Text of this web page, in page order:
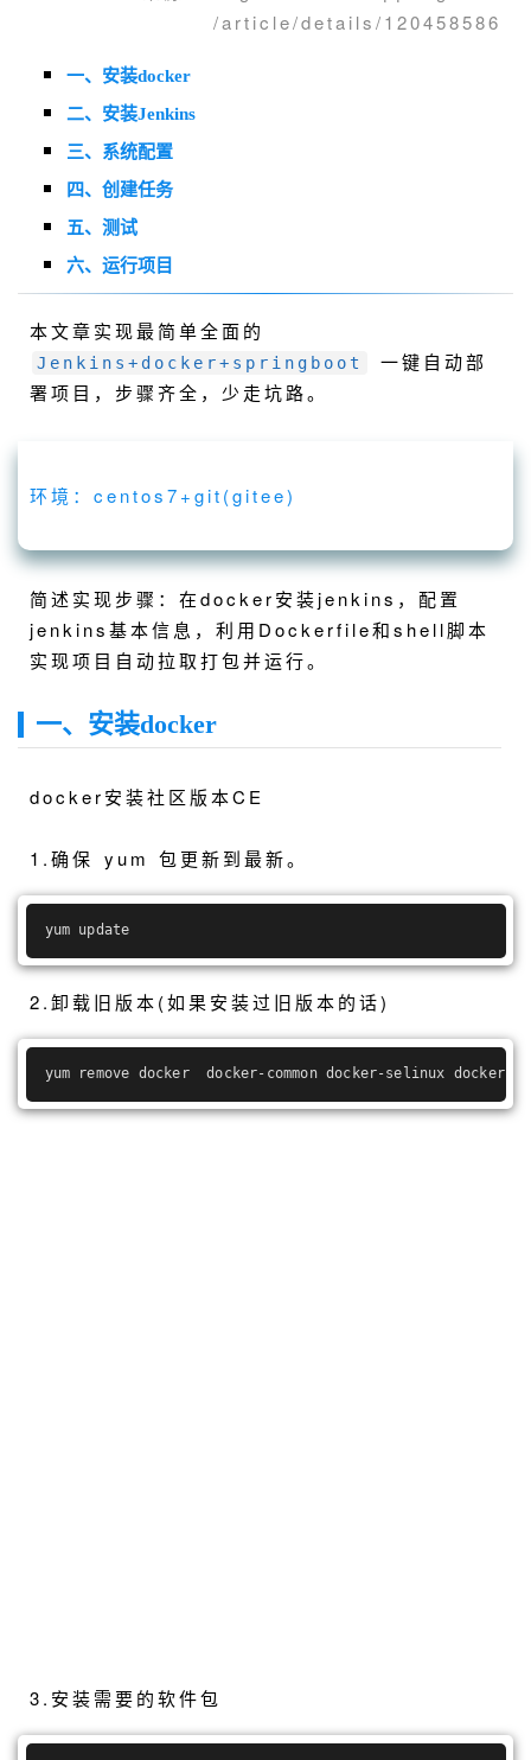
/article/details/120458586
一、安装docker
二、安装Jenkins
三、系统配置
四、创建任务
五、测试
六、运行项目
本文章实现最简单全面的
Jenkins+docker+springboot
一键自动部
署项目，步骤齐全，少走坑路。
环境：centos7+git(gitee)
简述实现步骤：在docker安装jenkins，配置
jenkins基本信息，利用Dockerfile和shell脚本
实现项目自动拉取打包并运行。
一、安装docker
docker安装社区版本CE
1.确保 yum 包更新到最新。
yum update
2.卸载旧版本(如果安装过旧版本的话)
yum remove docker  docker-common docker-selinux docker-
3.安装需要的软件包